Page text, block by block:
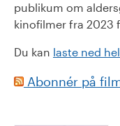
publikum om
kinofilmer fra 2023
Du kan laste ned
Abonnér på